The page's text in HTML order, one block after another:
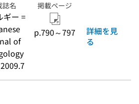
誌名
ギー =
of
掲載ページ
p.790～797
詳細を見
る